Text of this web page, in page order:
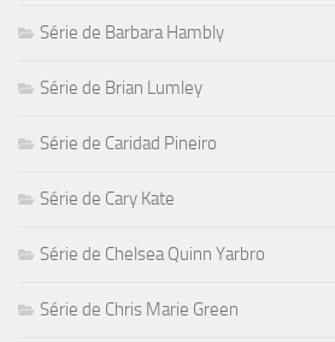
Série de Barbara Hambly
Série de Brian Lumley
Série de Caridad Pineiro
Série de Cary Kate
Série de Chelsea Quinn Yarbro
Série de Chris Marie Green